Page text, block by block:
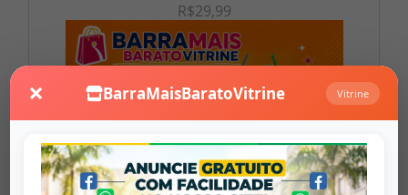
× BarraMaisBaratoVitrine Vitrine
R$29,99